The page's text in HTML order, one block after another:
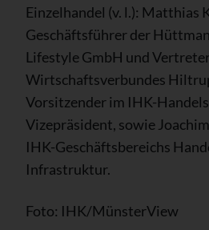
Einzelhandel (v. l.): Matthias
Geschäftsführer der
Lifestyle GmbH und
Wirtschaftsverbundes
Vorsitzender im IHK-
Vizepräsident, sowie
IHK-Geschäftsbereichs
Infrastruktur.
Foto: IHK/MünsterView